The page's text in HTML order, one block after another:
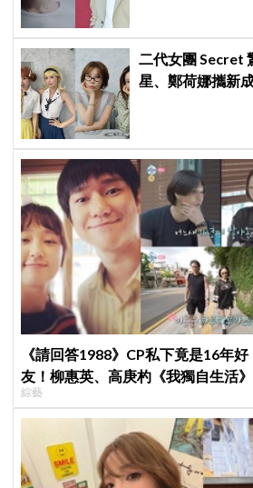
二代女團 Secret
星、鄭荷娜攜新
《請回答1988》CP私下竟是16年好
友！柳惠英、高庚杓《我獨自生活》
告公開，暖心互動掀回憶殺
綜藝